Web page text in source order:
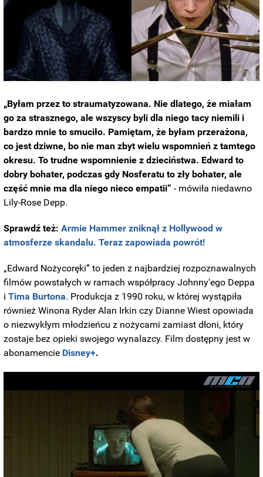
„Byłam przez to straumatyzowana. Nie dlatego, że miałam
go za strasznego, ale wszyscy byli dla niego tacy niemili i
bardzo mnie to smuciło. Pamiętam, że byłam przerażona,
co jest dziwne, bo nie man zbyt wielu wspomnień z tamtego
okresu. To trudne wspomnienie z dzieciństwa. Edward to
dobry bohater, podczas gdy Nosferatu to zły bohater, ale
część mnie ma dla niego nieco empatii” - mówiła niedawno
Lily-Rose Depp.
Sprawdź też:Armie Hammer zniknął z Hollywood w
atmosferze skandalu. Teraz zapowiada powrót!
„Edward Nożycoręki” to jeden z najbardziej rozpoznawalnych
filmów powstałych w ramach współpracy Johnny'ego Deppa
iTima Burtona. Produkcja z 1990 roku, w której wystąpiła
również Winona Ryder Alan Irkin czy Dianne Wiest opowiada
o niezwykłym młodzieńcu z nożycami zamiast dłoni, który
zostaje bez opieki swojego wynalazcy. Film dostępny jest w
abonamencie Disney+.